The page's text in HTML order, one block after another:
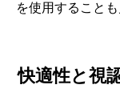
を使用すること
快適性と視